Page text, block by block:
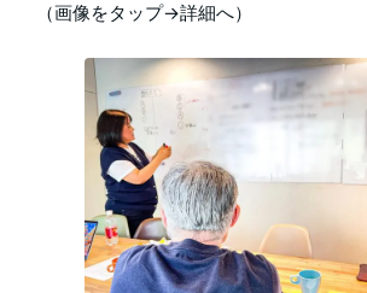
（画像をタップ→詳細へ）